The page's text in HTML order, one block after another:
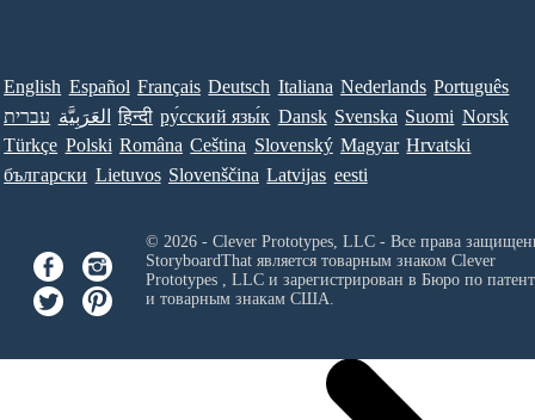
English Español Français Deutsch Italiana Nederlands Português
עברית العَرَبِيَّة हिन्दी ру́сский язы́к Dansk Svenska Suomi Norsk
Türkçe Polski Româna Ceština Slovenský Magyar Hrvatski
български Lietuvos Slovenščina Latvijas eesti
© 2026 - Clever Prototypes, LLC - Все права
StoryboardThat является товарным знаком Clever
Prototypes , LLCи зарегистрирован в Бюро по
и товарным знакам США.